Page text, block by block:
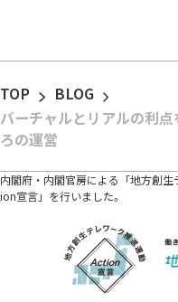
TOP
BLOG
バーチャルとリアルの利
ろの運営
内閣府・内閣官房による「地方創
ion宣言」を行いました。